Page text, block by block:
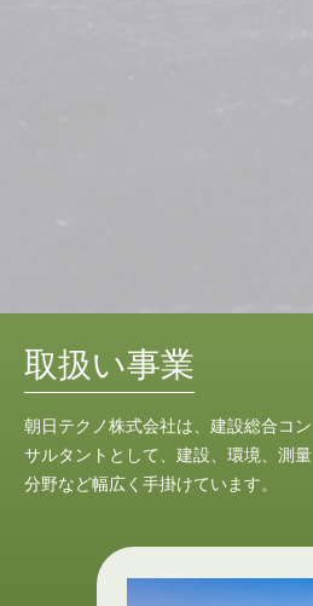
取扱い事業
朝日テクノ株式会社は、建設総合コン
サルタントとして、建設、環境、測量
分野など幅広く手掛けています。